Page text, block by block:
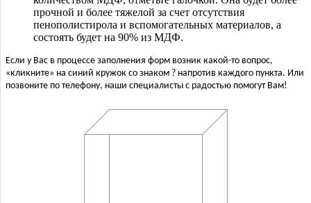
прочной и более тяжелой за счет отсутствия
пенополистирола и вспомогательных материалов, а
состоять будет на 90% из МДФ.
Если у Вас в процессе заполнения форм возник какой-то вопрос,
«кликните» на синий кружок со знаком ? напротив каждого пункта. Или
позвоните по телефону, наши специалисты с радостью помогут Вам!